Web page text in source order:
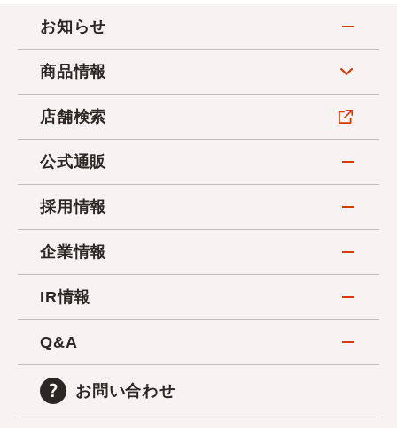
お知らせ
商品情報
店舗検索
公式通販
採用情報
企業情報
IR情報
Q&A
お問い合わせ